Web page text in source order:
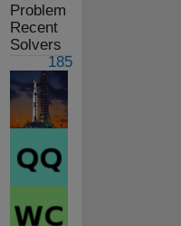
Problem
Recent
Solvers
185